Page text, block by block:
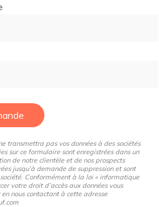
transmettra pas vos données à des sociétés
sur ce formulaire sont enregistrées dans un
de notre clientèle et de nos prospects
jusqu’à demande de suppression et sont
Conformément à la loi « informatique
votre droit d’accès aux données vous
nous contactant à cette adresse